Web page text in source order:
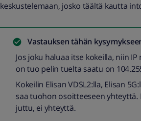
keskustelemaan, josko täältä kautta
Vastauksen tähän
Jos joku haluaa itse kokeilla, niin
on tuo pelin tuelta saatu on
Kokeilin Elisan VDSL2:lla, Elisan
saa tuohon osoitteeseen yhteyttä.
juttu, ei yhteyttä.